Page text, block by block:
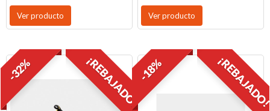
Ver producto Ver producto
¡REBAJADO!
-32% -18%